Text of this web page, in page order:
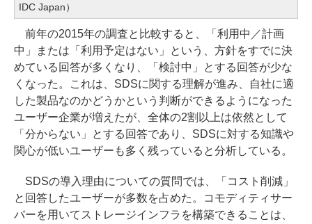
IDC Japan）
前年の2015年の調査と比較すると、「利用中／計画
中」または「利用予定はない」という、方針をすでに決
めている回答が多くなり、「検討中」とする回答が少な
くなった。これは、SDSに関する理解が進み、自社に適
した製品なのかどうかという判断ができるようになった
ユーザー企業が増えたが、全体の2割以上は依然として
「分からない」とする回答であり、SDSに対する知識や
関心が低いユーザーも多く残っていると分析している。
SDSの導入理由についての質問では、「コスト削減」
と回答したユーザーが多数を占めた。コモディティサー
バーを用いてストレージインフラを構築できることは、